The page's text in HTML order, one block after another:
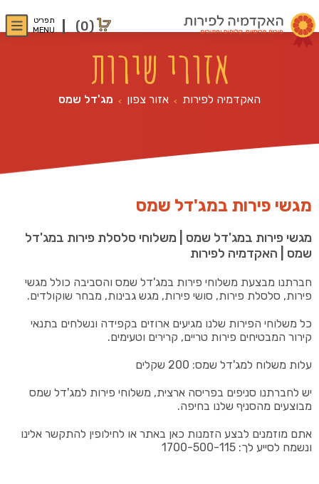
(0)
תפריט
MENU
אזורי שירות
האקדמיה לפירות > אזור צפון > מג'דל שמס
מגשי פירות במג'דל שמס
מגשי פירות במג'דל שמס | משלוחי סלסלת פירות במג'דל
שמס | האקדמיה לפירות
חברתנו מבצעת משלוחי פירות במג'דל שמס והסביבה כולל מגשי
פירות, סלסלת פירות, סושי פירות, מגש גבינות, מבחר שוקולדים.
כל משלוחי הפירות שלנו מגיעים ארוזים בקפידה ונשלחים בתנאי
קירור המבטיחים פירות טריים, קרירים וטעימים.
עלות משלוח למג'דל שמס: 200 שקלים
יש לחברתנו סניפים בפריסה ארצית, משלוחי פירות למג'דל שמס
מבוצעים מהסניף שלנו בחיפה.
אתם מוזמנים לבצע הזמנות כאן באתר או לחילופין להתקשר אלינו
ונשמח לסייע לך: 1700-500-115